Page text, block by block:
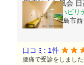
医療法人仁風会
整形外科, リハビ
鹿児島県鹿児島市
口コミ: 1件
腰痛で受診をしまし